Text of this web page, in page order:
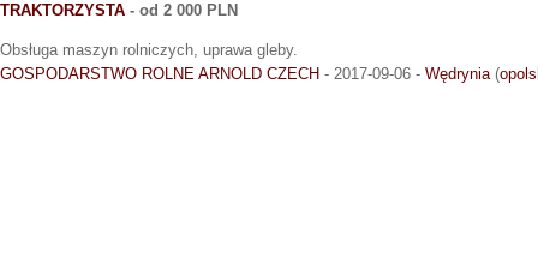
TRAKTORZYSTA - od 2 000 PLN
Obsługa maszyn rolniczych, uprawa gleby.
GOSPODARSTWO ROLNE ARNOLD CZECH - 2017-09-06 - Wędrynia(